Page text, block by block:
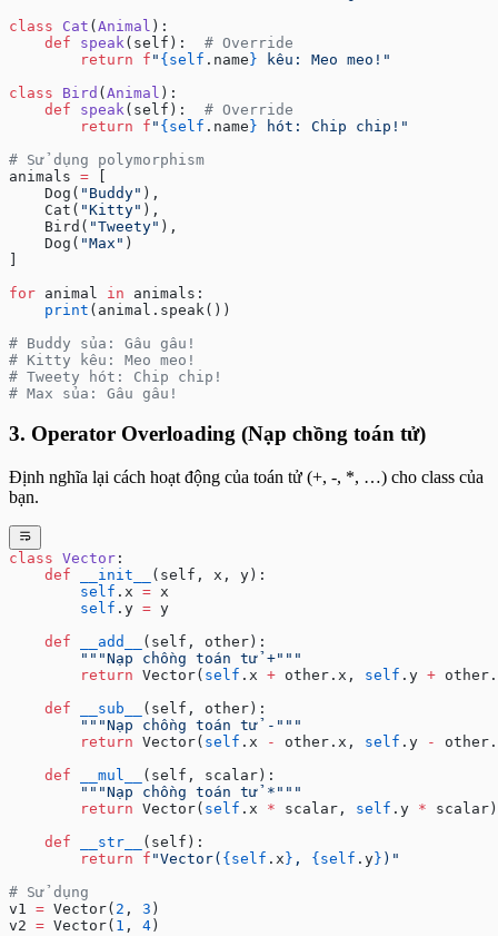
class Cat (Animal ):
    def
speak (self): # Override
        return
f " {self .name} kêu: Meo meo!"
class Bird (Animal ):
    def
speak (self): # Override
        return
f " {self .name} hót: Chip chip!"
# Sử dụng polymorphism
animals = [
    Dog(
"Buddy" ),
    Cat(
"Kitty" ),
    Bird(
"Tweety" ),
    Dog(
"Max" )
]
for animal in animals:
    print
(animal.speak())
# Buddy sủa: Gâu gâu!
# Kitty kêu: Meo meo!
# Tweety hót: Chip chip!
# Max sủa: Gâu gâu!
3. Operator Overloading (Nạp chồng toán tử)
Định nghĩa lại cách hoạt động của toán tử (+, -, *, …) cho class của
bạn.
class Vector :
    def
__init__
(self, x, y):
        self
.x = x
        self
.y = y
    def
__add__
(self, other):
        """Nạp chồng toán tử +"""
        return
Vector( self .x + other.x, self .y +
    def
__sub__
(self, other):
        """Nạp chồng toán tử -"""
        return
Vector( self .x - other.x, self .y -
    def
__mul__
(self, scalar):
        """Nạp chồng toán tử *"""
        return
Vector( self .x * scalar, self .y * scalar)
    def
__str__
(self):
        return
f "Vector( {self .x } , {self .y} )"
# Sử dụng
v1 = Vector( 2 , 3 )
v2 = Vector( 1 , 4 )